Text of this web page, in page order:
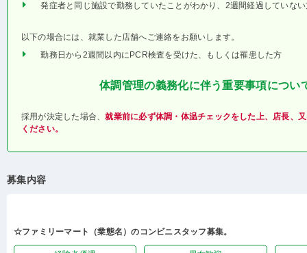
発症者と同じ施設で勤務していたことがわかり、2週間経過していな
以下の場合には、就業した店舗へご連絡をお願いします。
勤務日から2週間以内にPCR検査を受けた、もしくは罹患した方
体調管理の義務化に伴う重要事項につい
採用が決定した場合、就業前に必ず体調・体温チェックをした上、店長、
ください。
募集内容
☆ファミリーマート（業態名）のコンビニスタッフ募集。